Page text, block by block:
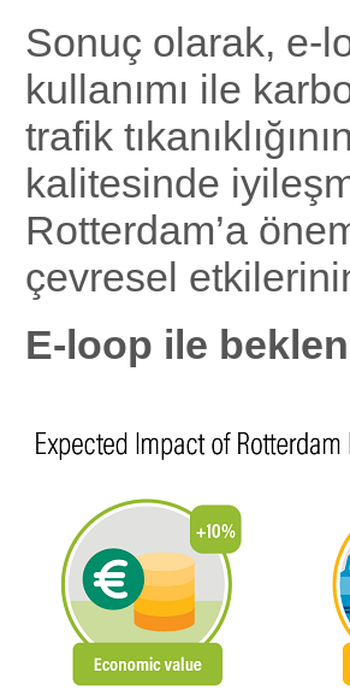
Sonuç olarak, e-
kullanımı ile
trafik
kalitesinde
Rotterdam’a
çevresel
E-loop ile